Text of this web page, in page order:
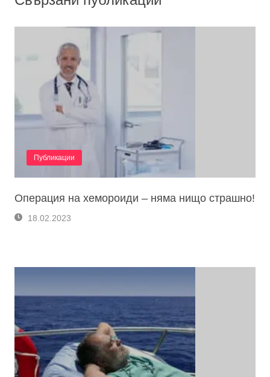
Публикации
Операция на хемороиди – няма нищо страшно!
18.02.2023